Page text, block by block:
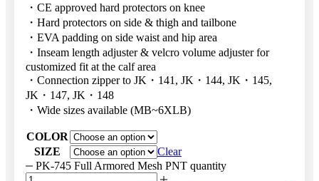
・CE approved hard protectors on knee
・Hard protectors on side & thigh and tailbone
・EVA padding on side waist and hip area
・Inseam length adjuster & velcro volume adjuster for
customized fit at the calf area
・Connection zipper to JK・141, JK・144, JK・145,
JK・147, JK・148
・Wide sizes available (MB~6XLB)
COLOR
SIZE
Clear
PK-745 Full Armored Mesh PNT quantity